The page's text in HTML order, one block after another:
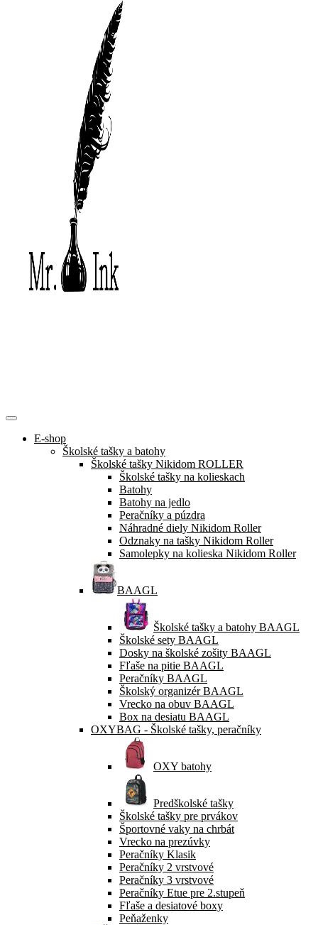
E-shop
Školské tašky a batohy
Školské tašky Nikidom ROLLER
Školské tašky na kolieskach
Batohy
Batohy na jedlo
Peračníky a púzdra
Náhradné diely Nikidom Roller
Odznaky na tašky Nikidom Roller
Samolepky na kolieska Nikidom Roller
BAAGL
Školské tašky a batohy BAAGL
Školské sety BAAGL
Dosky na školské zošity BAAGL
Fľaše na pitie BAAGL
Peračníky BAAGL
Školský organizér BAAGL
Vrecko na obuv BAAGL
Box na desiatu BAAGL
OXYBAG - Školské tašky, peračníky
OXY batohy
Predškolské tašky
Školské tašky pre prvákov
Športovné vaky na chrbát
Vrecko na prezúvky
Peračníky Klasik
Peračníky 2 vrstvové
Peračníky 3 vrstvové
Peračníky Etue pre 2.stupeň
Fľaše a desiatové boxy
Peňaženky